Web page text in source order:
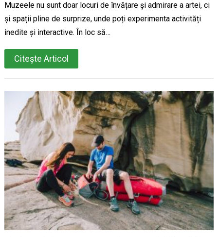
Muzeele nu sunt doar locuri de învățare și admirare a artei, ci
și spații pline de surprize, unde poți experimenta activități
inedite și interactive. În loc să…
Citește Articol